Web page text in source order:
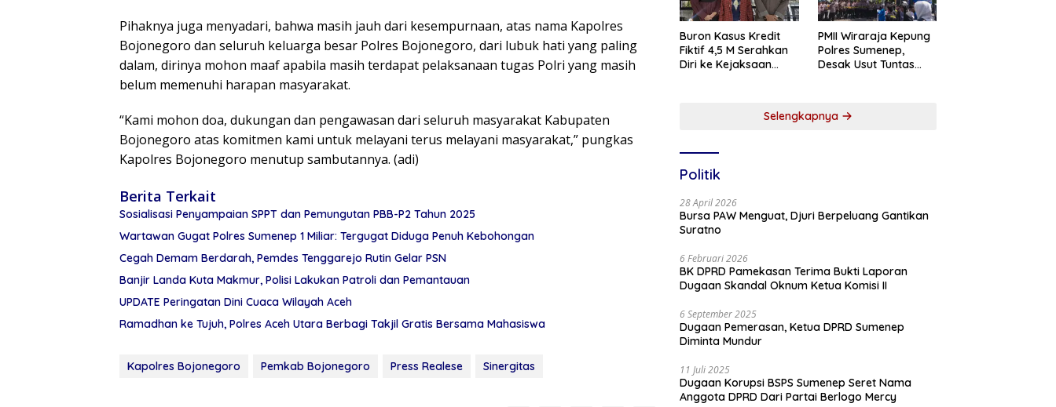
Pihaknya juga menyadari, bahwa masih jauh dari kesempurnaan, atas nama Kapolres
Bojonegoro dan seluruh keluarga besar Polres Bojonegoro, dari lubuk hati yang paling
dalam, dirinya mohon maaf apabila masih terdapat pelaksanaan tugas Polri yang masih
belum memenuhi harapan masyarakat.
“Kami mohon doa, dukungan dan pengawasan dari seluruh masyarakat Kabupaten
Bojonegoro atas komitmen kami untuk melayani terus melayani masyarakat,” pungkas
Kapolres Bojonegoro menutup sambutannya. (adi)
Berita Terkait
Sosialisasi Penyampaian SPPT dan Pemungutan PBB-P2 Tahun 2025
Wartawan Gugat Polres Sumenep 1 Miliar: Tergugat Diduga Penuh Kebohongan
Cegah Demam Berdarah, Pemdes Tenggarejo Rutin Gelar PSN
Banjir Landa Kuta Makmur, Polisi Lakukan Patroli dan Pemantauan
UPDATE Peringatan Dini Cuaca Wilayah Aceh
Ramadhan ke Tujuh, Polres Aceh Utara Berbagi Takjil Gratis Bersama Mahasiswa
Kapolres Bojonegoro Pemkab Bojonegoro Press Realese Sinergitas
Buron Kasus Kredit
Fiktif 4,5 M Serahkan
Diri ke Kejaksaan
PMII Wiraraja Kepung
Polres Sumenep,
Desak Usut Tuntas
Selengkapnya
Politik
28 April 2026
Bursa PAW Menguat, Djuri Berpeluang Gantikan
Suratno
6 Februari 2026
BK DPRD Pamekasan Terima Bukti Laporan
Dugaan Skandal Oknum Ketua Komisi II
6 September 2025
Dugaan Pemerasan, Ketua DPRD Sumenep
Diminta Mundur
11 Juli 2025
Dugaan Korupsi BSPS Sumenep Seret Nama
Anggota DPRD Dari Partai Berlogo Mercy